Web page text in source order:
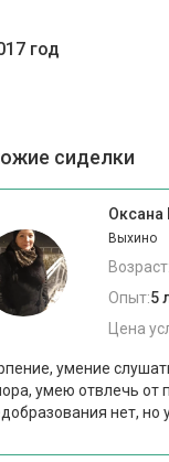
год
сиделки
Оксана
Выхино
Возраст:
Опыт:5
Цена
умение
умею отвлечь от
нет, но